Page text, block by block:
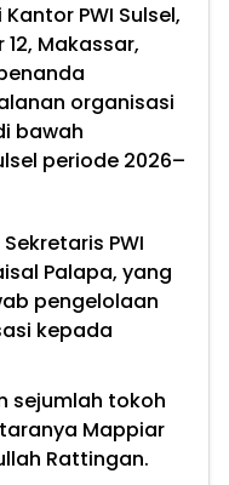
PWI Sulsel,
Makassar,
organisasi
bawah
periode 2026–
PWI
Palapa, yang
pengelolaan
kepada
sejumlah tokoh
Mappiar
Rattingan.